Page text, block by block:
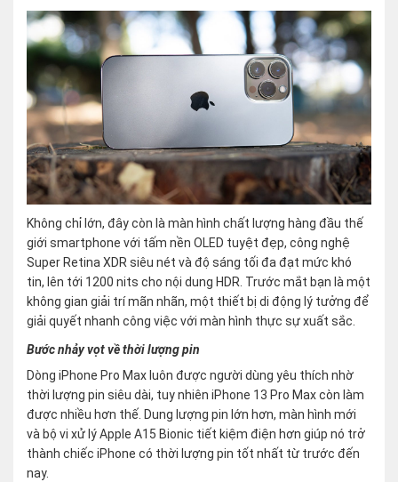
Không chỉ lớn, đây còn là màn hình chất lượng hàng đầu thế
giới smartphone với tấm nền OLED tuyệt đẹp, công nghệ
Super Retina XDR siêu nét và độ sáng tối đa đạt mức khó
tin, lên tới 1200 nits cho nội dung HDR. Trước mắt bạn là một
không gian giải trí mãn nhãn, một thiết bị di động lý tưởng để
giải quyết nhanh công việc với màn hình thực sự xuất sắc.
Bước nhảy vọt về thời lượng pin
Dòng iPhone Pro Max luôn được người dùng yêu thích nhờ
thời lượng pin siêu dài, tuy nhiên iPhone 13 Pro Max còn làm
được nhiều hơn thế. Dung lượng pin lớn hơn, màn hình mới
và bộ vi xử lý Apple A15 Bionic tiết kiệm điện hơn giúp nó trở
thành chiếc iPhone có thời lượng pin tốt nhất từ trước đến
nay.